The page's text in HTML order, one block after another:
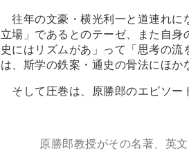
往年の文豪・横光利一と道連れに
立場」であるとのテーゼ、また自
史にはリズムがあ」って「思考の
は、斯学の鉄案・通史の骨法にほか
そして圧巻は、原勝郎のエピソー
原勝郎教授がその名著、英